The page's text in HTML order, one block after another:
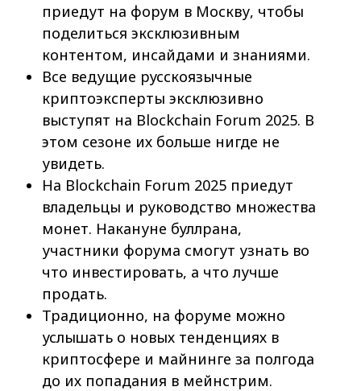
приедут на форум в Москву, чтобы
поделиться эксклюзивным
контентом, инсайдами и знаниями.
Все ведущие русскоязычные
криптоэксперты эксклюзивно
выступят на Blockchain Forum 2025. В
этом сезоне их больше нигде не
увидеть.
На Blockchain Forum 2025 приедут
владельцы и руководство множества
монет. Накануне буллрана,
участники форума смогут узнать во
что инвестировать, а что лучше
продать.
Традиционно, на форуме можно
услышать о новых тенденциях в
криптосфере и майнинге за полгода
до их попадания в мейнстрим.